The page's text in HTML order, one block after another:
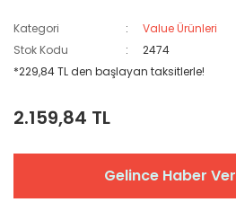
Kategori
Value Ürünleri
Stok Kodu
2474
*229,84 TL den başlayan taksitlerle!
2.159,84 TL
Gelince Haber Ver